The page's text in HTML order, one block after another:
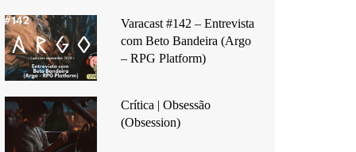
Varacast #142 – Entrevista
com Beto Bandeira (Argo
– RPG Platform)
Crítica | Obsessão
(Obsession)